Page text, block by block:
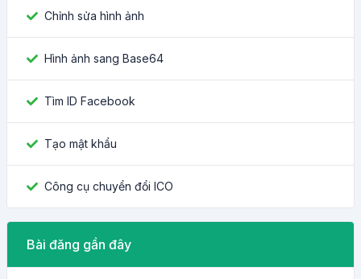
Chỉnh sửa hình ảnh
Hình ảnh sang Base64
Tìm ID Facebook
Tạo mật khẩu
Công cụ chuyển đổi ICO
Bài đăng gần đây